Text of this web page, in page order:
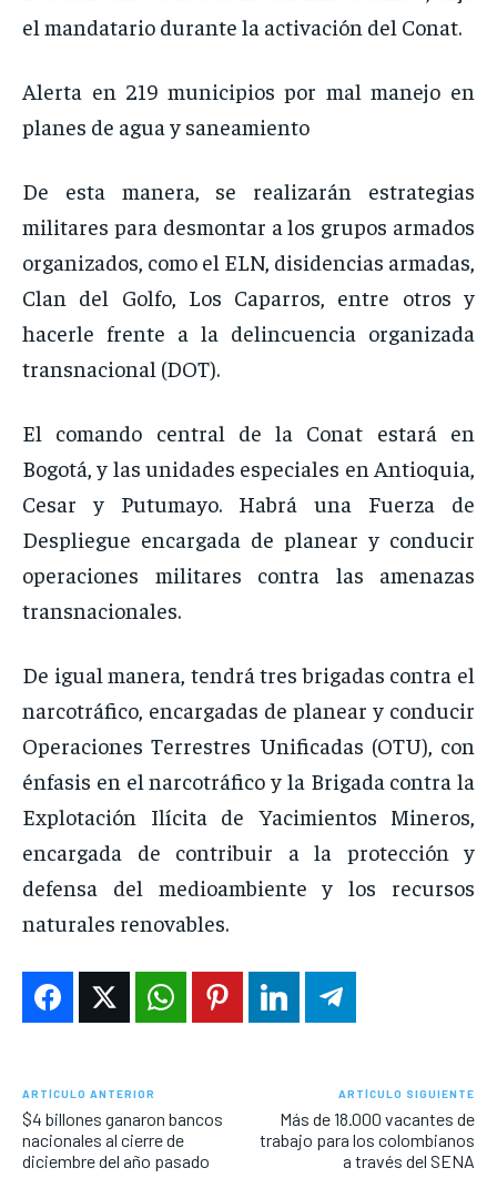
el mandatario durante la activación del Conat.
Alerta en 219 municipios por mal manejo en
planes de agua y saneamiento
De esta manera, se realizarán estrategias
militares para desmontar a los grupos armados
organizados, como el ELN, disidencias armadas,
Clan del Golfo, Los Caparros, entre otros y
hacerle frente a la delincuencia organizada
transnacional (DOT).
El comando central de la Conat estará en
Bogotá, y las unidades especiales en Antioquia,
Cesar y Putumayo. Habrá una Fuerza de
Despliegue encargada de planear y conducir
operaciones militares contra las amenazas
transnacionales.
De igual manera, tendrá tres brigadas contra el
narcotráfico, encargadas de planear y conducir
Operaciones Terrestres Unificadas (OTU), con
énfasis en el narcotráfico y la Brigada contra la
Explotación Ilícita de Yacimientos Mineros,
encargada de contribuir a la protección y
defensa del medioambiente y los recursos
naturales renovables.
ARTÍCULO ANTERIOR
$4 billones ganaron bancos
nacionales al cierre de
diciembre del año pasado
ARTÍCULO SIGUIENTE
Más de 18.000 vacantes de
trabajo para los colombianos
a través del SENA